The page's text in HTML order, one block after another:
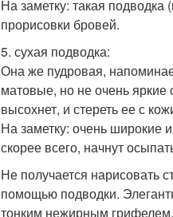
На заметку: такая подводка
прорисовки бровей.
5. сухая подводка:
Она же пудровая,
матовые, но не очень яркие
высохнет, и стереть ее с
На заметку: очень широкие
скорее всего, начнут
Не получается нарисовать
помощью подводки.
тонким нежирным грифелем.